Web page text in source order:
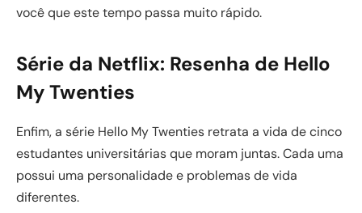
você que este tempo passa muito rápido.
Série da Netflix: Resenha de Hello
My Twenties
Enfim, a série Hello My Twenties retrata a vida de cinco
estudantes universitárias que moram juntas. Cada uma
possui uma personalidade e problemas de vida
diferentes.